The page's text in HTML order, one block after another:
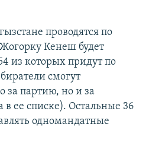
проводятся по
Кенеш будет
из которых придут по
смогут
за партию, но и за
в ее списке). Остальные 36
одномандатные